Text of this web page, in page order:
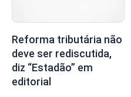
Reforma tributária não
deve ser rediscutida,
diz “Estadão” em
editorial